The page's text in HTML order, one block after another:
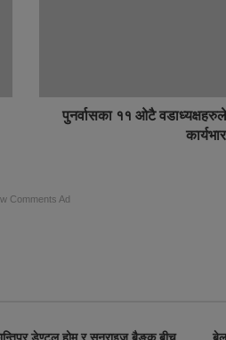
पुनर्वासका ११ ओटै
कार्यभार
Comments Ad